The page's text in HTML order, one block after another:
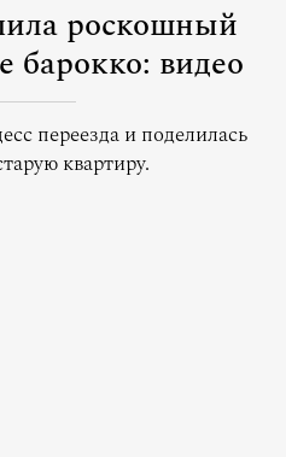
роскошный
барокко: видео
переезда и поделилась
квартиру.